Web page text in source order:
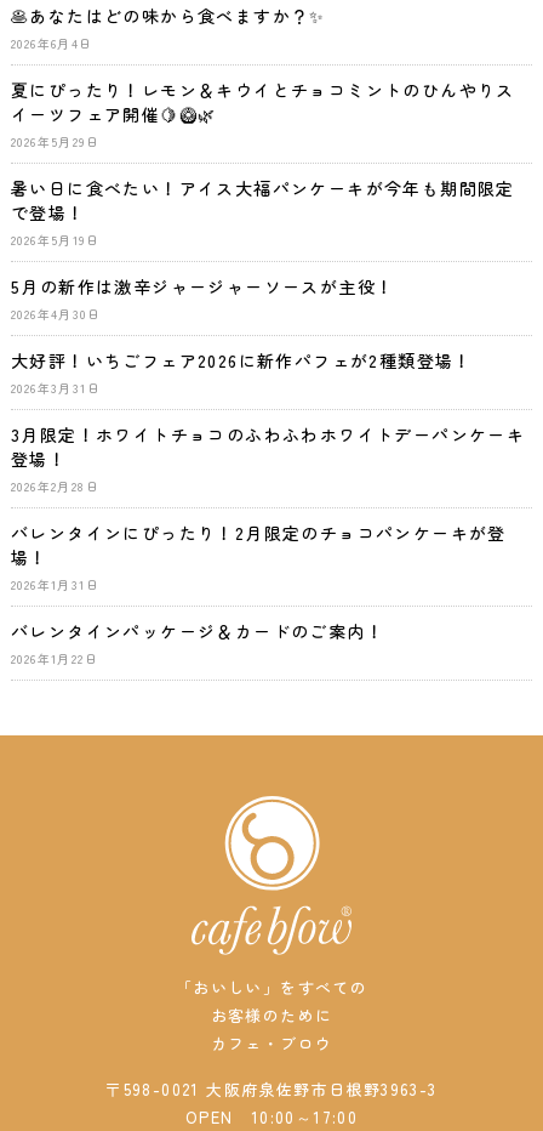
🥞あなたはどの味から食べますか？✨
2026年6月4日
夏にぴったり！レモン＆キウイとチョコミントのひんやりス
イーツフェア開催🍋🥝🌿
2026年5月29日
暑い日に食べたい！アイス大福パンケーキが今年も期間限定
で登場！
2026年5月19日
5月の新作は激辛ジャージャーソースが主役！
2026年4月30日
大好評！いちごフェア2026に新作パフェが2種類登場！
2026年3月31日
3月限定！ホワイトチョコのふわふわホワイトデーパンケーキ
登場！
2026年2月28日
バレンタインにぴったり！2月限定のチョコパンケーキが登
場！
2026年1月31日
バレンタインパッケージ＆カードのご案内！
2026年1月22日
「おいしい」をすべての
お客様のために
カフェ・ブロウ
〒598-0021 大阪府泉佐野市日根野3963-3
OPEN 10:00～17:00